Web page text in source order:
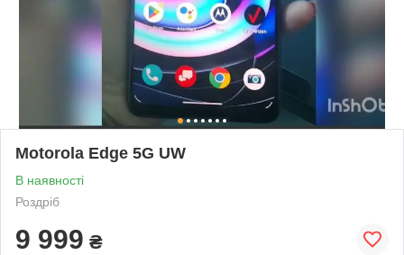
Motorola Edge 5G UW
В наявності
Роздріб
9 999 ₴